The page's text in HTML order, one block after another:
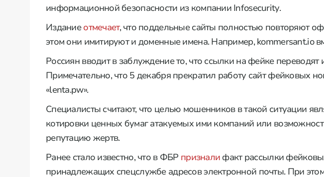
информационной безопасности из компании Infosecurity.
Изданиеотмечает, что поддельные сайты полностью повторяют
этом они имитируют и доменные имена. Например, kommersant.io
Россиян вводит в заблуждение то, что ссылки на фейке переводят
Примечательно, что 5 декабря прекратил работу сайт фейковых
«lenta.pw».
Специалисты считают, что целью мошенников в такой ситуации
котировки ценных бумаг атакуемых ими компаний или
репутацию жертв.
Ранее стало известно, что в ФБР признали факт рассылки
принадлежащих спецслужбе адресов электронной почты. При